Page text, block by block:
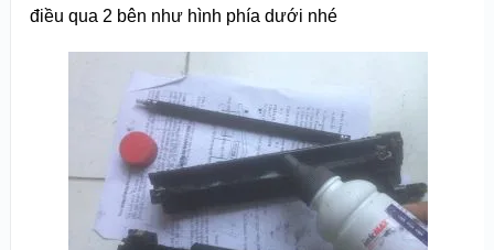
điều qua 2 bên như hình phía dưới nhé